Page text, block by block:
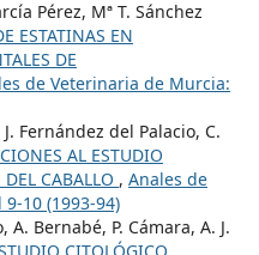
Pérez, Mª T. Sánchez
ESTATINAS EN
DE
de Veterinaria de Murcia:
Fernández del Palacio, C.
AL ESTUDIO
CABALLO , Anales de
10 (1993-94)
A. Bernabé, P. Cámara, A. J.